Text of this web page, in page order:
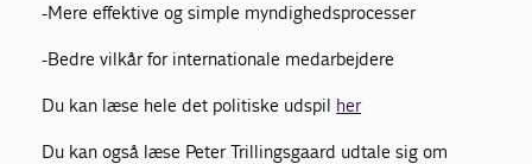
-Mere effektive og simple myndighedsprocesser
-Bedre vilkår for internationale medarbejdere
Du kan læse hele det politiske udspil her
Du kan også læse Peter Trillingsgaard udtale sig om